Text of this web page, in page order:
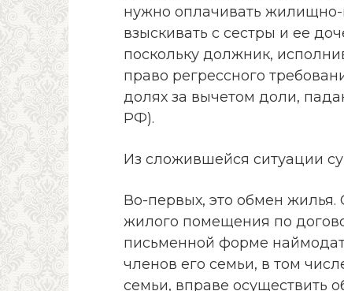
нужно оплачивать
взыскивать с сестры и ее
поскольку должник,
право регрессного
долях за вычетом доли,
РФ).
Из сложившейся ситуации
Во-первых, это обмен жилья.
жилого помещения по
письменной форме
членов его семьи, в том
семьи, вправе осуществить